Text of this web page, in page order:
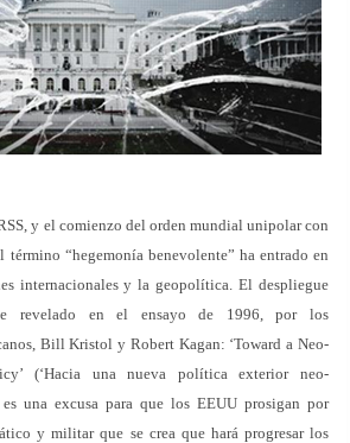
y el comienzo del orden mundial unipolar con
término “hegemonía benevolente” ha entrado en
internacionales y la geopolítica. El despliegue
revelado en el ensayo de 1996, por los
Bill Kristol y Robert Kagan: ‘Toward a Neo-
(‘Hacia una nueva política exterior neo-
es una excusa para que los EEUU prosigan por
y militar que se crea que hará progresar los